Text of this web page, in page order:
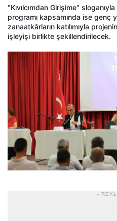
"Kıvılcımdan Girişime"
programı kapsamında ise genç
zanaatkârların katılımıyla
işleyişi birlikte şekillendirilecek.
-